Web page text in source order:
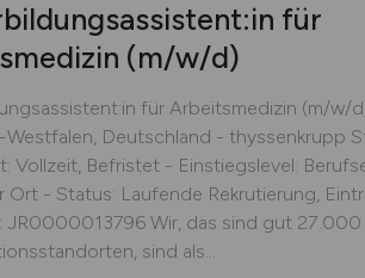
für
(m/w/d)
für Arbeitsmedizin (m/w/
Westfalen, Deutschland - thyssenkrupp
Vollzeit, Befristet - Einstiegslevel:
Ort - Status: Laufende Rekrutierung,
JR0000013796 Wir, das sind gut
sind als...